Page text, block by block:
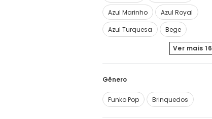
Azul Marinho
Azul Royal
Azul Turquesa
Bege
Ver mais16
Funko Pop Brinquedos